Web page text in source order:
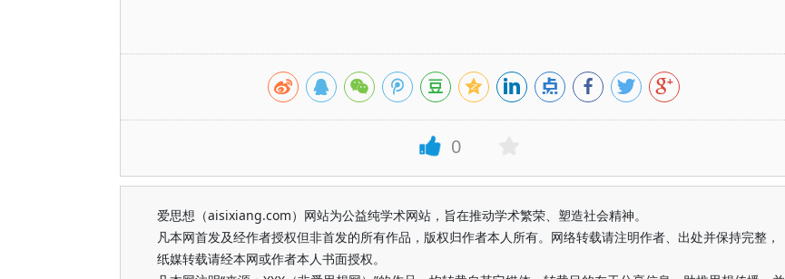
0
爱思想（aisixiang.com）网站为公益纯学术网站，旨在推动学术繁荣、塑造社会精神。
凡本网首发及经作者授权但非首发的所有作品，版权归作者本人所有。网络转载请注明作者、出处并保持完整，
纸媒转载请经本网或作者本人书面授权。